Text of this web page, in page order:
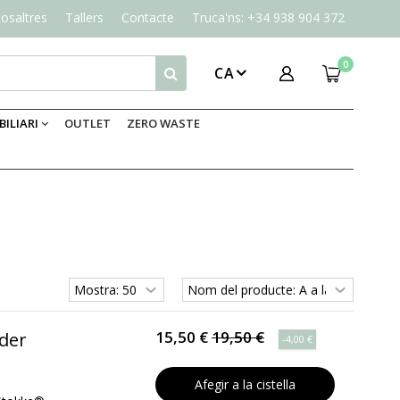
Tallers Contacte Truca'ns: +34 938 904 372
0
CA
OUTLET
ZERO WASTE
15,50 €19,50 € -4,00 €
Afegir a la cistella